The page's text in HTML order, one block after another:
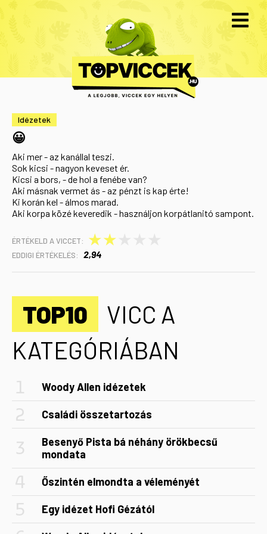
Idézetek
😀
Aki mer - az kanállal teszi.
Sok kicsi - nagyon keveset ér.
Kicsi a bors, - de hol a fenébe van?
Aki másnak vermet ás - az pénzt is kap érte!
Ki korán kel - álmos marad.
Aki korpa közé keveredik - használjon korpátlanitó sampont.
ÉRTÉKELD A VICCET: ★
★
EDDIGI ÉRTÉKELÉS: 2,94
TOP10
VICC A
KATEGÓRIÁBAN
Woody Allen idézetek
Családi összetartozás
Besenyő Pista bá néhány örökbecsű
mondata
Őszintén elmondta a véleményét
Egy idézet Hofi Gézától